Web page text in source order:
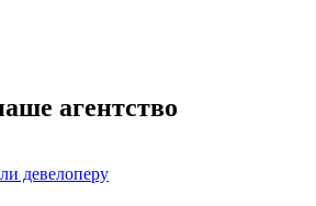
агентство
девелоперу